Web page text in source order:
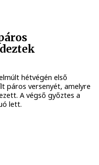
hétvégén első
páros versenyét, amelyre
A végső győztes a
lett.